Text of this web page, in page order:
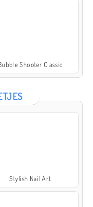
Shooter Classic
Stylish Nail Art